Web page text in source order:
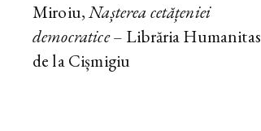
Miroiu,Nașterea cetățeniei
democratice– Librăria Humanitas
de la Cișmigiu